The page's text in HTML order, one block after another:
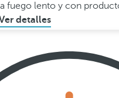
fuego lento y con
detalles